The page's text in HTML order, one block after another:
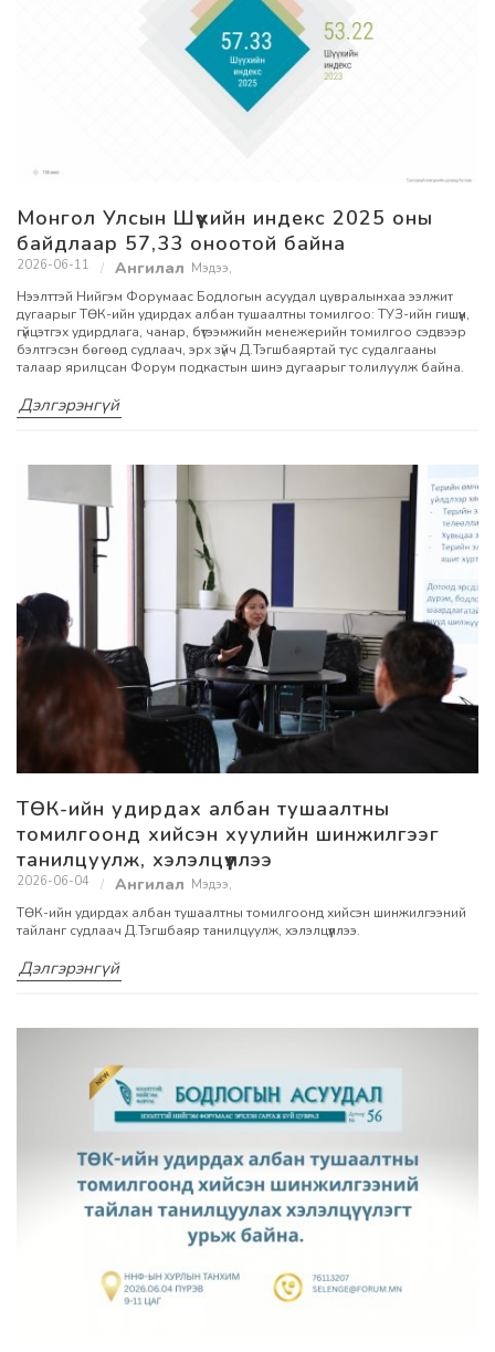
Монгол Улсын Шүүхийн индекс 2025 оны
байдлаар 57,33 оноотой байна
2026-06-11 Мэдээ,
Нээлттэй Нийгэм Форумаас Бодлогын асуудал цувралынхаа ээлжит
дугаарыг ТӨК-ийн удирдах албан тушаалтны томилгоо: ТУЗ-ийн гишүүн,
гүйцэтгэх удирдлага, чанар, бүтээмжийн менежерийн томилгоо сэдвээр
бэлтгэсэн бөгөөд судлаач, эрх зүйч Д.Тэгшбаяртай тус судалгааны
талаар ярилцсан Форум подкастын шинэ дугаарыг толилуулж байна.
Дэлгэрэнгүй
ТӨК-ийн удирдах албан тушаалтны
томилгоонд хийсэн хуулийн шинжилгээг
танилцуулж, хэлэлцүүллээ
2026-06-04 Мэдээ,
ТӨК-ийн удирдах албан тушаалтны томилгоонд хийсэн шинжилгээний
тайланг судлаач Д.Тэгшбаяр танилцуулж, хэлэлцүүллээ.
Дэлгэрэнгүй